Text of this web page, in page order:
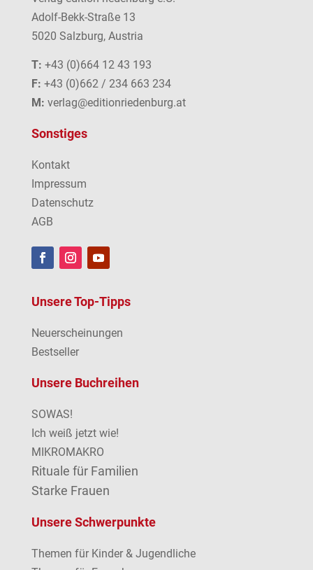
Adolf-Bekk-Straße 13
5020 Salzburg, Austria
T: +43 (0)664 12 43 193
F: +43 (0)662 / 234 663 234
M: verlag@editionriedenburg.at
Sonstiges
Kontakt
Impressum
Datenschutz
AGB
Unsere Top-Tipps
Neuerscheinungen
Bestseller
Unsere Buchreihen
SOWAS!
Ich weiß jetzt wie!
MIKROMAKRO
Rituale für Familien
Starke Frauen
Unsere Schwerpunkte
Themen für Kinder & Jugendliche